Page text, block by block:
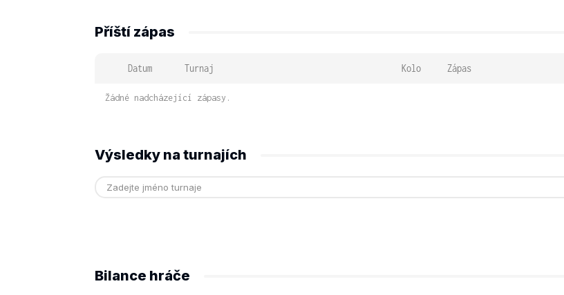
Příští zápas
Datum Turnaj Kolo Zápas
Žádné nadcházející zápasy.
Výsledky na turnajích
Bilance hráče